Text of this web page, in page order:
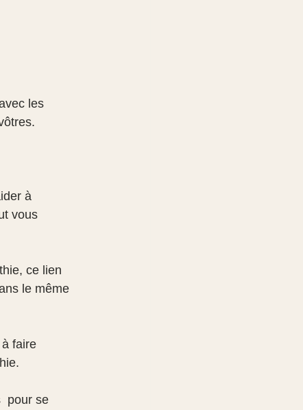
les
à
vous
ce lien
le même
faire
pour se